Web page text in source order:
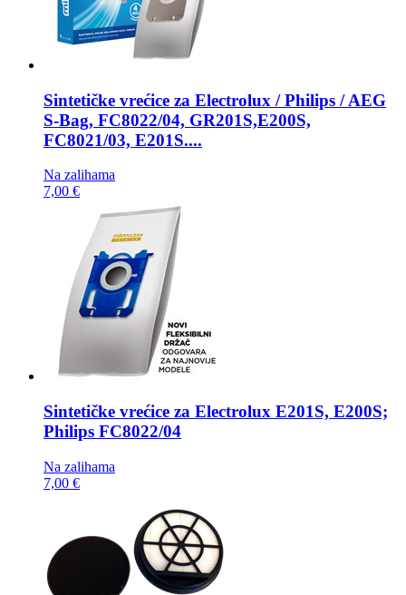
Sintetičke vrećice za Electrolux / Philips / AEG
S-Bag, FC8022/04, GR201S,E200S,
FC8021/03, E201S....
Na zalihama
7,00 €
Sintetičke vrećice za Electrolux E201S, E200S;
Philips FC8022/04
Na zalihama
7,00 €